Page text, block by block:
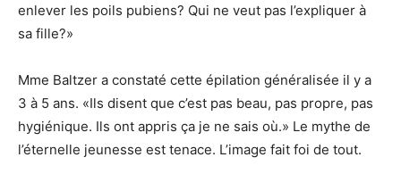
enlever les poils pubiens? Qui ne veut pas l’expliquer à
sa fille?»
Mme Baltzer a constaté cette épilation généralisée il y a
3 à 5 ans. «Ils disent que c’est pas beau, pas propre, pas
hygiénique. Ils ont appris ça je ne sais où.» Le mythe de
l’éternelle jeunesse est tenace. L’image fait foi de tout.